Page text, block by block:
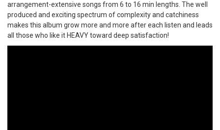
arrangement-extensive songs from 6 to 16 min lengths. The well
produced and exciting spectrum of complexity and catchiness
makes this album grow more and more after each listen and leads
all those who like it HEAVY toward deep satisfaction!